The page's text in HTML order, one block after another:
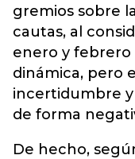
gremios sobre
cautas, al
enero y
dinámica, pero
incertidumbre
de forma
De hecho,